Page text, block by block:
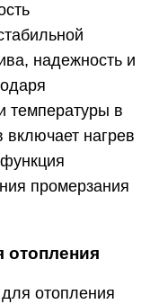
надежность и
температуры в
нагрев
промерзания
отопления
отопления